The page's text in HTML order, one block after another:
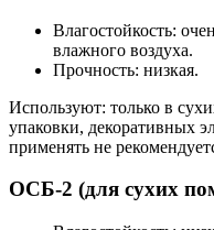
Влагостойкость:
влажного воздуха.
Прочность: низкая.
Используют: только в
упаковки, декоративных
применять не
ОСБ-2 (для сухих